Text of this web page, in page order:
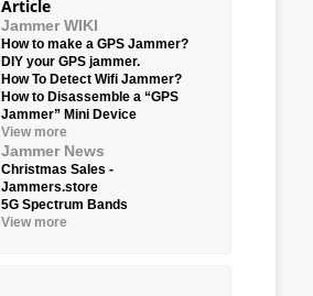
Article
Jammer WIKI
How to make a GPS Jammer?
DIY your GPS jammer.
How To Detect Wifi Jammer?
How to Disassemble a “GPS
Jammer” Mini Device
View more
Jammer News
Christmas Sales -
Jammers.store
5G Spectrum Bands
View more